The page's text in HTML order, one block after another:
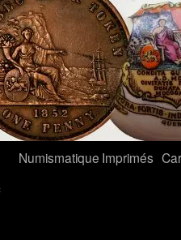
Numismatique Imprimés